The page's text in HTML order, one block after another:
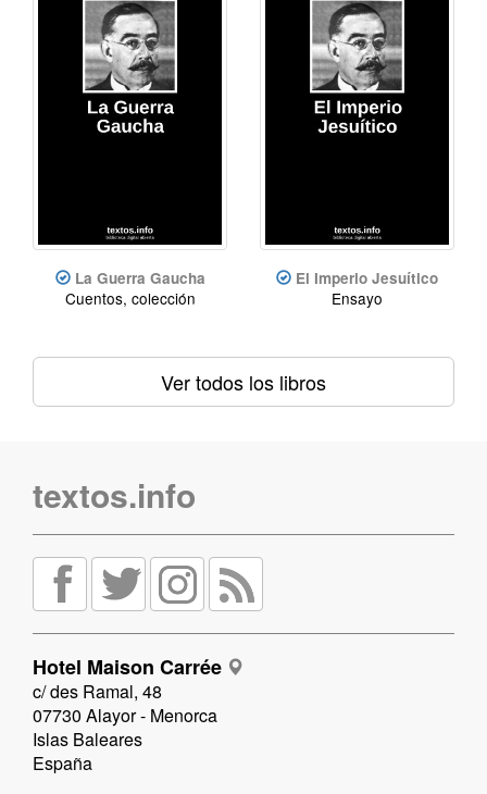
La Guerra Gaucha
Cuentos, colección
El Imperio Jesuítico
Ensayo
Ver todos los libros
textos.info
Hotel Maison Carrée
c/ des Ramal, 48
07730 Alayor - Menorca
Islas Baleares
España